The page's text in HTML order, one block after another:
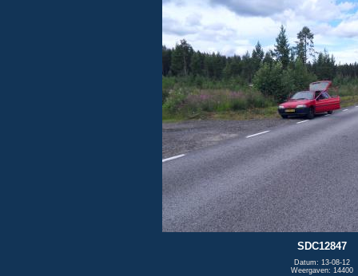
SDC12847
Datum: 13-08-12
Weergaven: 14400